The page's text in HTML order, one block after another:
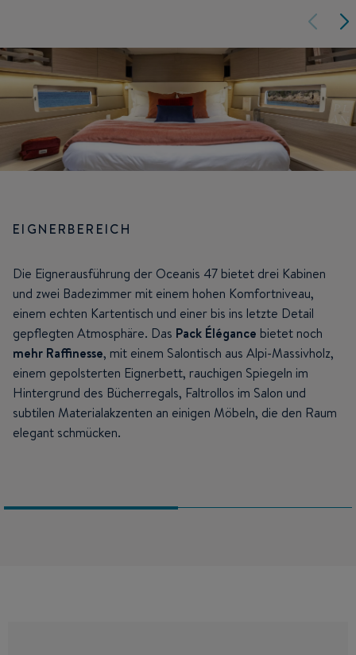
EIGNERBEREICH
Die Eignerausführung der Oceanis 47 bietet drei Kabinen
und zwei Badezimmer mit einem hohen Komfortniveau,
einem echten Kartentisch und einer bis ins letzte Detail
gepflegten Atmosphäre. Das Pack Élégance bietet noch
mehr Raffinesse, mit einem Salontisch aus Alpi-Massivholz,
einem gepolsterten Eignerbett, rauchigen Spiegeln im
Hintergrund des Bücherregals, Faltrollos im Salon und
subtilen Materialakzenten an einigen Möbeln, die den Raum
elegant schmücken.